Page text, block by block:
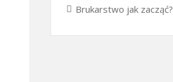
Brukarstwo jak zacząć?